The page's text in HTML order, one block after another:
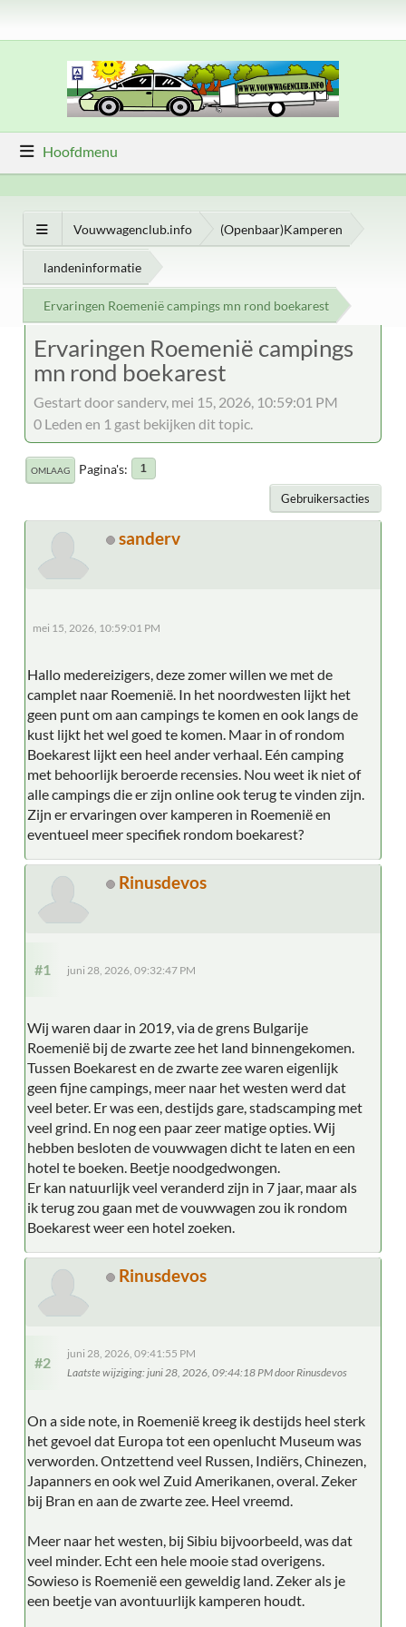
Hoofdmenu
Vouwwagenclub.info (Openbaar)Kamperen
landeninformatie
Ervaringen Roemenië campings mn rond boekarest
Ervaringen Roemenië campings
mn rond boekarest
Gestart door sanderv, mei 15, 2026, 10:59:01 PM
0 Leden en 1 gast bekijken dit topic.
OMLAAG Pagina's 1
Gebruikersacties
sanderv
mei 15, 2026, 10:59:01 PM
Hallo medereizigers, deze zomer willen we met de
camplet naar Roemenië. In het noordwesten lijkt het
geen punt om aan campings te komen en ook langs de
kust lijkt het wel goed te komen. Maar in of rondom
Boekarest lijkt een heel ander verhaal. Eén camping
met behoorlijk beroerde recensies. Nou weet ik niet of
alle campings die er zijn online ook terug te vinden zijn.
Zijn er ervaringen over kamperen in Roemenië en
eventueel meer specifiek rondom boekarest?
Rinusdevos
#1 juni 28, 2026, 09:32:47 PM
Wij waren daar in 2019, via de grens Bulgarije
Roemenië bij de zwarte zee het land binnengekomen.
Tussen Boekarest en de zwarte zee waren eigenlijk
geen fijne campings, meer naar het westen werd dat
veel beter. Er was een, destijds gare, stadscamping met
veel grind. En nog een paar zeer matige opties. Wij
hebben besloten de vouwwagen dicht te laten en een
hotel te boeken. Beetje noodgedwongen.
Er kan natuurlijk veel veranderd zijn in 7 jaar, maar als
ik terug zou gaan met de vouwwagen zou ik rondom
Boekarest weer een hotel zoeken.
Rinusdevos
#2
juni 28, 2026, 09:41:55 PM
Laatste wijziging: juni 28, 2026, 09:44:18 PM door Rinusdevos
On a side note, in Roemenië kreeg ik destijds heel sterk
het gevoel dat Europa tot een openlucht Museum was
verworden. Ontzettend veel Russen, Indiërs, Chinezen,
Japanners en ook wel Zuid Amerikanen, overal. Zeker
bij Bran en aan de zwarte zee. Heel vreemd.
Meer naar het westen, bij Sibiu bijvoorbeeld, was dat
veel minder. Echt een hele mooie stad overigens.
Sowieso is Roemenië een geweldig land. Zeker als je
een beetje van avontuurlijk kamperen houdt.